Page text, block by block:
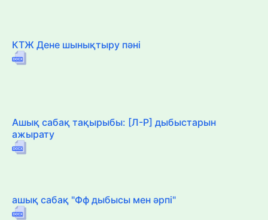
КТЖ Дене шынықтыру пәні
Ашық сабақ тақырыбы: [Л-Р] дыбыстарын
ажырату
ашық сабақ "Фф дыбысы мен әрпі"